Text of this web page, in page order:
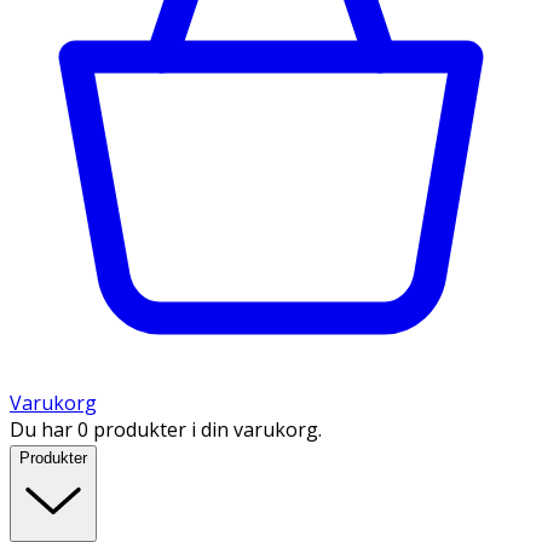
Varukorg
Du har 0 produkter i din varukorg.
Produkter